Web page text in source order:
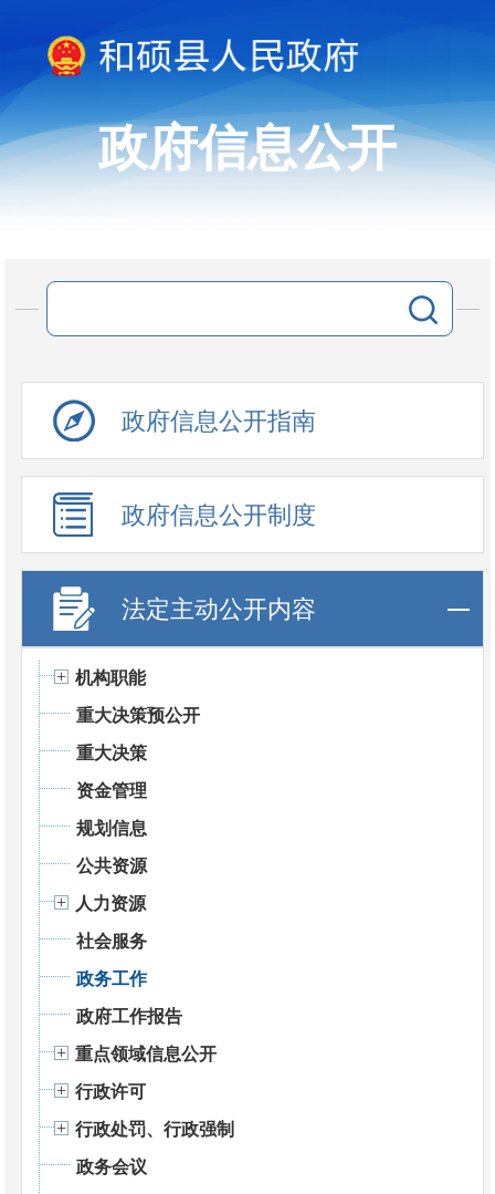
政府信息公开
政府信息公开指南
政府信息公开制度
法定主动公开内容
机构职能
重大决策预公开
重大决策
资金管理
规划信息
公共资源
人力资源
社会服务
政务工作
政府工作报告
重点领域信息公开
行政许可
行政处罚、行政强制
政务会议